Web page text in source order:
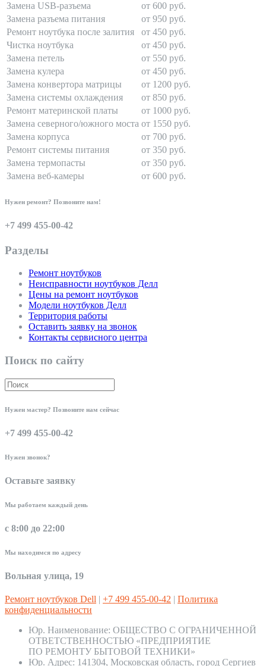
Замена USB-разъема
от 600 руб.
Замена разъема питания
от 950 руб.
Ремонт ноутбука после залития
от 450 руб.
Чистка ноутбука
от 450 руб.
Замена петель
от 550 руб.
Замена кулера
от 450 руб.
Замена конвертора матрицы
от 1200 руб.
Замена системы охлаждения
от 850 руб.
Ремонт материнской платы
от 1000 руб.
Замена северного/южного моста от 1550 руб.
Замена корпуса
от 700 руб.
Ремонт системы питания
от 350 руб.
Замена термопасты
от 350 руб.
Замена веб-камеры
от 600 руб.
Нужен ремонт? Позвоните нам!
+7 499 455-00-42
Разделы
Ремонт ноутбуков
Неисправности ноутбуков Делл
Цены на ремонт ноутбуков
Модели ноутбуков Делл
Территория работы
Оставить заявку на звонок
Контакты сервисного центра
Поиск по сайту
Нужен мастер? Позвоните нам сейчас
+7 499 455-00-42
Нужен звонок?
Оставьте заявку
Мы работаем каждый день
с 8:00 до 22:00
Мы находимся по адресу
Вольная улица, 19
Ремонт ноутбуков Dell | +7 499 455-00-42 | Политика
конфиденциальности
Юр. Наименование: ОБЩЕСТВО С ОГРАНИЧЕННОЙ
ОТВЕТСТВЕННОСТЬЮ «ПРЕДПРИЯТИЕ
ПО РЕМОНТУ БЫТОВОЙ ТЕХНИКИ»
Юр. Адрес: 141304, Московская область, город Сергиев